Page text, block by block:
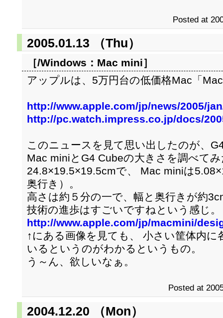
Posted at
2005.01.13 （Thu）
［/Windows： Mac mini］
アップルは、5万円台の低価格Mac「
http://www.apple.com/jp/news/2005/
http://pc.watch.impress.co.jp/docs/
このニュースを見て思い出したのが、
Mac miniとG4 Cubeの大きさを調べて
24.8×19.5×19.5cmで、 Mac miniは
奥行き）。
高さは約５分の一で、幅と奥行きが約
技術の進歩はすごいですねという感じ。
http://www.apple.com/jp/macmini/
↑にある画像を見ても、 小さい筐体内
いるというのがわかるというもの。
う～ん、欲しいなぁ。
Posted at
2004.12.20 （Mon）